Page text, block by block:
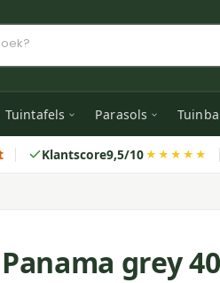
Tuintafels Parasols
Klantscore9,5/10★★★★★
grey